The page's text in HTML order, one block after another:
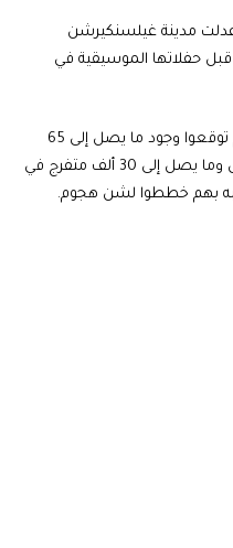
عدلت مدينة غيلسنكيرشن
حفلاتها الموسيقية في
قال منظمو الحفلات في النمسا إنهم توقعوا وجود ما يصل إلى 65
ألف مشجع داخل الاستاد في كل حفل وما يصل إلى 30 ألف متفرج في
بهم خططوا لشن هجوم.